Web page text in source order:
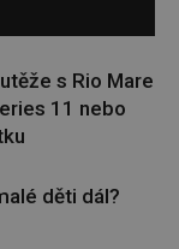
s Rio Mare
11 nebo
děti dál?